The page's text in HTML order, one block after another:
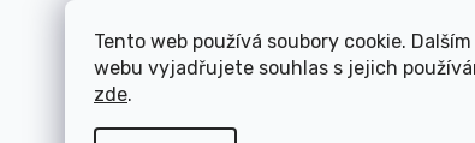
Tento web používá soubory cookie.
webu vyjadřujete souhlas s jejich
zde.
ROZVÁŽÍME OLOMOUCKO,